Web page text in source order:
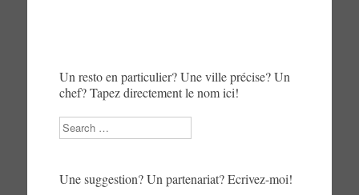
Un resto en particulier? Une ville précise? Un
chef? Tapez directement le nom ici!
Search
Une suggestion? Un partenariat? Ecrivez-moi!